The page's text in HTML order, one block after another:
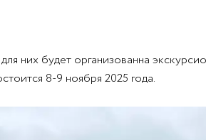
них будет организованна
8-9 ноября 2025 года.